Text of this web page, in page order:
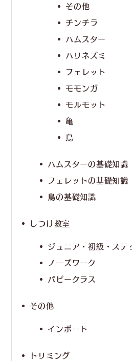
その他
チンチラ
ハムスター
ハリネズミ
フェレット
モモンガ
モルモット
亀
鳥
ハムスターの基礎知識
フェレットの基礎知識
鳥の基礎知識
しつけ教室
ジュニア・初級・ステ
ノーズワーク
パピークラス
その他
インポート
トリミング